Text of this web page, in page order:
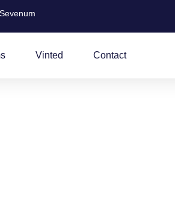
Vinted Contact